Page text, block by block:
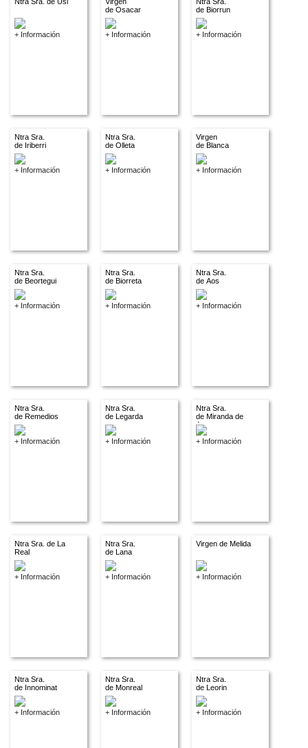
+ Información
de Osacar
+ Información
de Biorrun
+ Información
Ntra Sra.
de Iriberri
+ Información
Ntra Sra.
de Olleta
+ Información
Virgen
de Blanca
+ Información
Ntra Sra.
de Beortegui
+ Información
Ntra Sra.
de Biorreta
+ Información
Ntra Sra.
de Aos
+ Información
Ntra Sra.
de Remedios
+ Información
Ntra Sra.
de Legarda
+ Información
Ntra Sra.
de Miranda de
Arga
+ Información
Ntra Sra. de La
Real
+ Información
Ntra Sra.
de Lana
+ Información
Virgen de Melida
+ Información
Ntra Sra.
de Innominat
+ Información
Ntra Sra.
de Monreal
+ Información
Ntra Sra.
de Leorin
+ Información